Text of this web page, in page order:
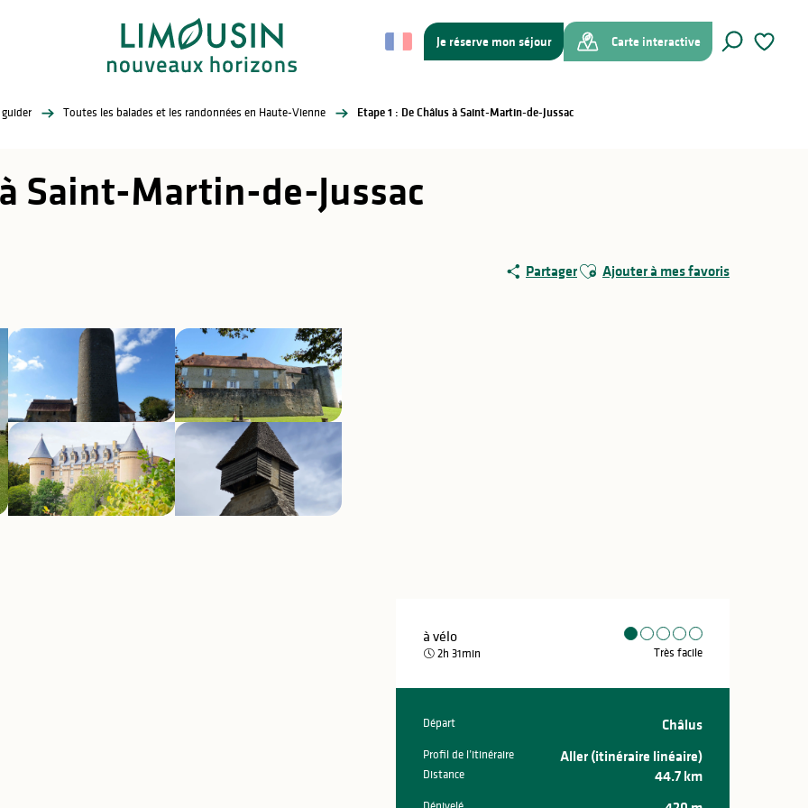
Je réserve mon séjour
Carte interactive
Toutes les balades et les randonnées en Haute-Vienne Etape 1 : De Châlus à Saint-Martin-de-Jussac
Saint-Martin-de-Jussac
PartagerAjouter aux favoris
Ajouter à mes favoris
à vélo
2h 31min Très facile
Informations
Départ Châlus
Profil de l’itinéraire Aller (itinéraire linéaire)
Distance 44.7 km